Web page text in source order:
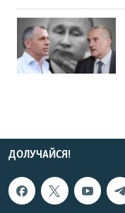
ДОЛУЧАЙСЯ!